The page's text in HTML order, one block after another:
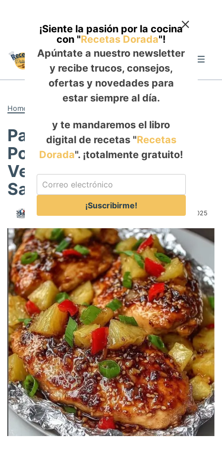
content
Home
Paquetes al Horno de
Pollo Teriyaki, Piña y
Vegetales : Cocina
Saludable al Vapor
Author: December 9, 2025
¡Siente la pasión por la cocina
con "Recetas Dorada"!
Apúntate a nuestro newsletter
y recibe trucos, consejos,
ofertas y novedades para
estar siempre al día.
y te mandaremos el libro
digital de recetas "Recetas
Dorada". ¡totalmente gratuito!
¡Suscribirme!